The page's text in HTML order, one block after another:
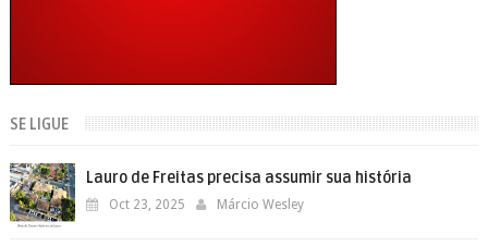
SE LIGUE
Lauro de Freitas precisa assumir sua história
Oct 23, 2025 Márcio Wesley